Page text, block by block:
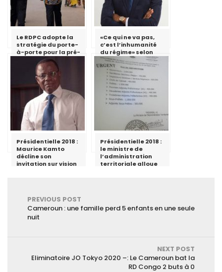
Le RDPC adopte la
stratégie du porte-
à-porte pour la pré-
campagne
électorale dans la
région de
l’Adamaoua
«Ce qui ne va pas,
c’est l’inhumanité
du régime» selon
Cabral Libii
Présidentielle 2018 :
Maurice Kamto
décline son
invitation sur vision
Présidentielle 2018 :
le ministre de
l’administration
territoriale alloue
PREVIOUS POST
Cameroun : une famille perd 5 enfants en une seule
nuit
NEXT POST
Eliminatoire JO Tokyo 2020 –: Le Cameroun bat la
RD Congo 2 buts à 0